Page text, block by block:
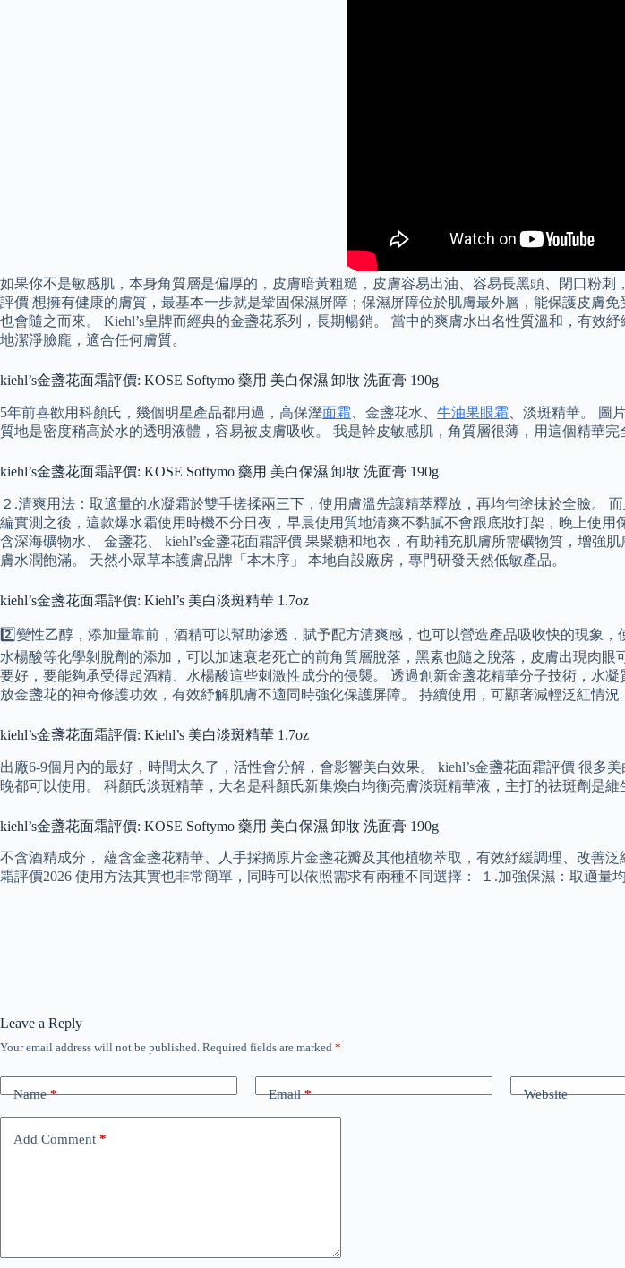
如果你不是敏感肌，本身角質層是偏厚的，皮膚暗黃粗糙，皮膚容易出油、容易長黑頭、閉口粉
評價 想擁有健康的膚質，最基本一步就是鞏固保濕屏障；保濕屏障位於肌膚最外層，能保護皮膚
也會隨之而來。 Kiehl’s皇牌而經典的金盞花系列，長期暢銷。 當中的爽膚水出名性質溫和，有
地潔淨臉龐，適合任何膚質。
kiehl’s金盞花面霜評價: KOSE Softymo 藥用 美白保濕 卸妝 洗面膏 190g
5年前喜歡用科顏氏，幾個明星產品都用過，高保溼面霜 、金盞花水、 牛油果眼霜 、淡斑精華。 圖
質地是密度稍高於水的透明液體，容易被皮膚吸收。 我是幹皮敏感肌，角質層很薄，用這個精華完
kiehl’s金盞花面霜評價: KOSE Softymo 藥用 美白保濕 卸妝 洗面膏 190g
２.清爽用法：取適量的水凝霜於雙手搓揉兩三下，使用膚溫先讓精萃釋放，再均勻塗抹於全臉。
編實測之後，這款爆水霜使用時機不分日夜，早晨使用質地清爽不黏膩不會跟底妝打架，晚上使
含深海礦物水、 金盞花、 kiehl’s金盞花面霜評價 果聚糖和地衣，有助補充肌膚所需礦物質，增
膚水潤飽滿。 天然小眾草本護膚品牌「本木序」 本地自設廠房，專門研發天然低敏產品。
kiehl’s金盞花面霜評價: Kiehl’s 美白淡斑精華 1.7oz
2️⃣變性乙醇，添加量靠前，酒精可以幫助滲透，賦予配方清爽感，也可以營造產品吸收快的現象
水楊酸等化學剝脫劑的添加，可以加速衰老死亡的前角質層脫落，黑素也隨之脫落，皮膚出現肉
要好，要能夠承受得起酒精、水楊酸這些刺激性成分的侵襲。 透過創新金盞花精華分子技術，水
放金盞花的神奇修護功效，有效紓解肌膚不適同時強化保護屏障。 持續使用，可顯著減輕泛紅情況
kiehl’s金盞花面霜評價: Kiehl’s 美白淡斑精華 1.7oz
出廠6-9個月內的最好，時間太久了，活性會分解，會影響美白效果。 kiehl’s金盞花面霜評價 很
晚都可以使用。 科顏氏淡斑精華，大名是科顏氏新集煥白均衡亮膚淡斑精華液，主打的祛斑劑是
kiehl’s金盞花面霜評價: KOSE Softymo 藥用 美白保濕 卸妝 洗面膏 190g
不含酒精成分， 蘊含金盞花精華、人手採摘原片金盞花瓣及其他植物萃取，有效紓緩調理、改善
霜評價2026 使用方法其實也非常簡單，同時可以依照需求有兩種不同選擇： １.加強保濕：取適量
Leave a Reply
Your email address will not be published. Required fields are marked *
Name* Email* Website
Add Comment *